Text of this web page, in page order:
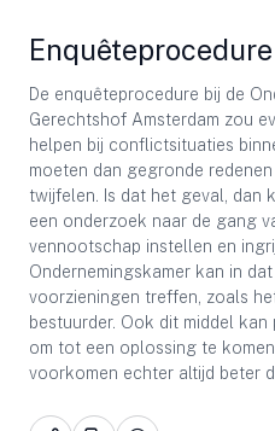
Enquêteprocedure
De enquêteprocedure bij de
Gerechtshof Amsterdam zou
helpen bij conflictsituaties
moeten dan gegronde
twijfelen. Is dat het geval, dan
een onderzoek naar de gang
vennootschap instellen en
Ondernemingskamer kan in
voorzieningen treffen, zoals
bestuurder. Ook dit middel
om tot een oplossing te
voorkomen echter altijd beter